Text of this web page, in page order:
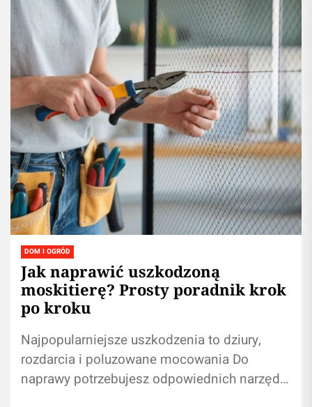
DOM I OGRÓD
Jak naprawić uszkodzoną
moskitierę? Prosty poradnik krok
po kroku
Najpopularniejsze uszkodzenia to dziury,
rozdarcia i poluzowane mocowania Do
naprawy potrzebujesz odpowiednich narzędzi